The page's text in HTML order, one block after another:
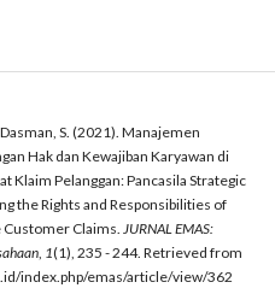
S. (2021). Manajemen
Hak dan Kewajiban Karyawan di
Klaim Pelanggan: Pancasila Strategic
the Rights and Responsibilities of
Customer Claims. JURNAL EMAS:
, 1(1), 235 - 244. Retrieved from
index.php/emas/article/view/362